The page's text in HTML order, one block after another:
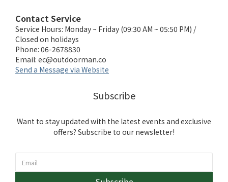
Contact Service
Service Hours: Monday ~ Friday (09:30 AM ~ 05:50 PM) /
Closed on holidays
Phone: 06-2678830
Email: ec@outdoorman.co
Send a Message via Website
Subscribe
Want to stay updated with the latest events and exclusive
offers? Subscribe to our newsletter!